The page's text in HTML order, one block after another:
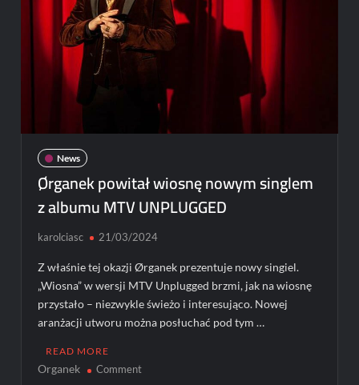
News
Ørganek powitał wiosnę nowym singlem
z albumu MTV UNPLUGGED
karolciasc 21/03/2024
Z właśnie tej okazji Ørganek prezentuje nowy singiel.
„Wiosna” w wersji MTV Unplugged brzmi, jak na wiosnę
przystało – niezwykle świeżo i interesująco. Nowej
aranżacji utworu można posłuchać pod tym …
READ MORE
Organek Commenton